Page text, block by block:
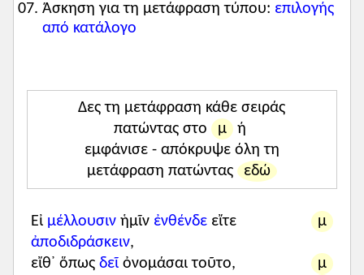
κάποιοι άλλοι ολιγαρχικοί. Καταλυτική
έζησε από κοντά. Ταξίδεψε αρκετά και
συνάντησε άλλους σοφούς της εποχής
του. Όταν επέστρεψε στην πόλη του από
τα πρώτα ταξίδια του, γύρω στο 395 π.Χ.
περίπου, δεν έδειξε ενδιαφέρον για την
περισσότερο η συγκρότηση μιας
ιδεώδους πολιτείας που θα στηριζόταν
στη γνώση του Αγαθού. Περί το 387 π.Χ.,
Άσκηση για τη μετάφραση τύπου: επιλογής
από κατάλογο
Δες τη μετάφραση κάθε σειράς
πατώντας στο
μ ή
εμφάνισε - απόκρυψε όλη τη
μετάφραση πατώντας
εδώ
μ
Εἰ μέλλουσιν ἡμῖν ἐνθένδε εἴτε
ἀποδιδράσκειν,
μ
εἴθ᾽ ὅπως δεῖ ὀνομάσαι τοῦτο,